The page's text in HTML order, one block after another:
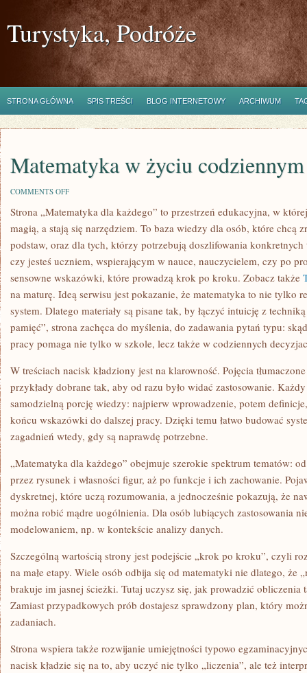
Turystyka, Podróże
STRONA GŁÓWNA SPIS TREŚCI BLOG INTERNETOWY ARCHIWUM
Matematyka w życiu codziennym
COMMENTS OFFON
W
ŻYCIU
CODZIENNYM
Strona „Matematyka dla każdego” to przestrzeń edukacyjna, w
magią, a stają się narzędziem. To baza wiedzy dla osób, które chcą
podstaw, oraz dla tych, którzy potrzebują doszlifowania
czy jesteś uczniem, wspierającym w nauce, nauczycielem, czy po
sensowne wskazówki, które prowadzą krok po kroku. Zobacz także
na maturę. Ideą serwisu jest pokazanie, że matematyka to nie tylko
system. Dlatego materiały są pisane tak, by łączyć intuicję z
pamięć”, strona zachęca do myślenia, do zadawania pytań typu:
pracy pomaga nie tylko w szkole, lecz także w codziennych
W treściach nacisk kładziony jest na klarowność. Pojęcia
przykłady dobrane tak, aby od razu było widać zastosowanie.
samodzielną porcję wiedzy: najpierw wprowadzenie, potem
końcu wskazówki do dalszej pracy. Dzięki temu łatwo budować
zagadnień wtedy, gdy są naprawdę potrzebne.
„Matematyka dla każdego” obejmuje szerokie spektrum tematów:
przez rysunek i własności figur, aż po funkcje i ich zachowanie.
dyskretnej, które uczą rozumowania, a jednocześnie pokazują, że
można robić mądre uogólnienia. Dla osób lubiących zastosowania
modelowaniem, np. w kontekście analizy danych.
Szczególną wartością strony jest podejście „krok po kroku”, czyli
na małe etapy. Wiele osób odbija się od matematyki nie dlatego, że
brakuje im jasnej ścieżki. Tutaj uczysz się, jak prowadzić
Zamiast przypadkowych prób dostajesz sprawdzony plan, który
zadaniach.
Strona wspiera także rozwijanie umiejętności typowo
nacisk kładzie się na to, aby uczyć nie tylko „liczenia”, ale też